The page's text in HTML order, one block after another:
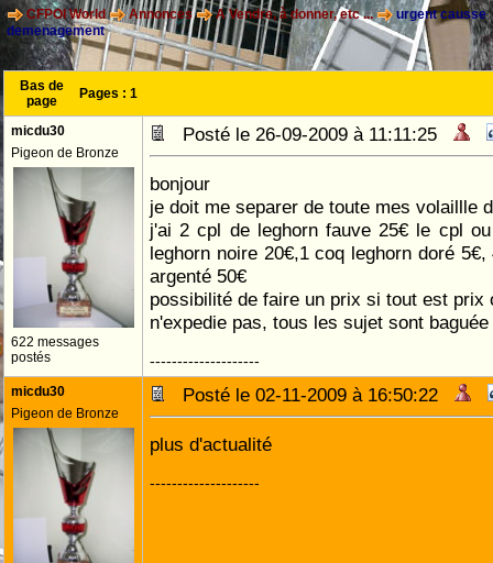
CFPOI World Annonces A Vendre, à donner, etc ...
urgent causse
demenagement
Bas de
page
Pages : 1
micdu30
Pigeon de Bronze
622 messages
postés
Posté le 26-09-2009 à 11:11:25
bonjour
je doit me separer de toute mes volaillle
j'ai 2 cpl de leghorn fauve 25€ le cpl
leghorn noire 20€,1 coq leghorn doré
argenté 50€
possibilité de faire un prix si tout est prix
n'expedie pas, tous les sujet sont baguée
--------------------
micdu30
Pigeon de Bronze
Posté le 02-11-2009 à 16:50:22
plus d'actualité
--------------------